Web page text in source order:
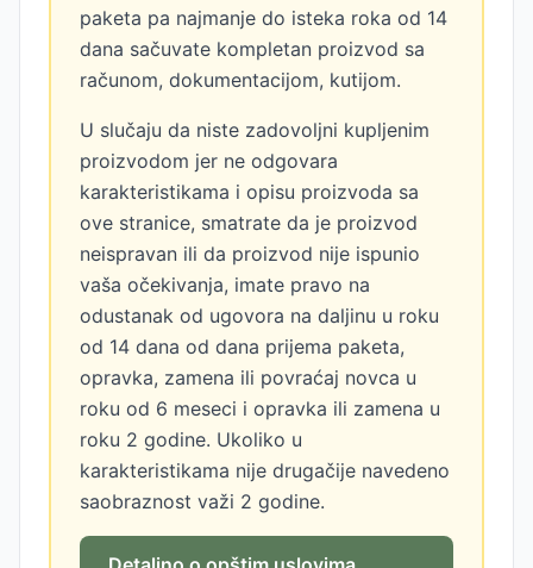
paketa pa najmanje do isteka roka od 14
dana sačuvate kompletan proizvod sa
računom, dokumentacijom, kutijom.
U slučaju da niste zadovoljni kupljenim
proizvodom jer ne odgovara
karakteristikama i opisu proizvoda sa
ove stranice, smatrate da je proizvod
neispravan ili da proizvod nije ispunio
vaša očekivanja, imate pravo na
odustanak od ugovora na daljinu u roku
od 14 dana od dana prijema paketa,
opravka, zamena ili povraćaj novca u
roku od 6 meseci i opravka ili zamena u
roku 2 godine. Ukoliko u
karakteristikama nije drugačije navedeno
saobraznost važi 2 godine.